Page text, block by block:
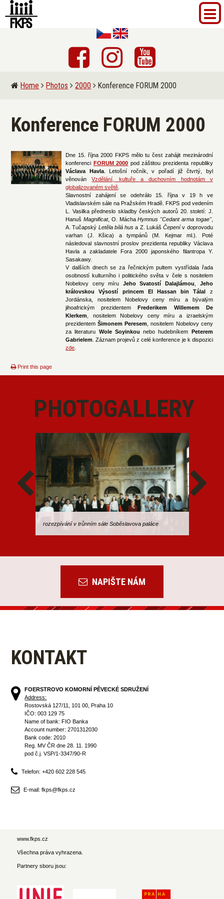
Home Photos 2000 Konference FORUM 2000
Konference FORUM 2000
Dne 15. října 2000 FKPS mělo tu čest zahájit mezinárodní
konferenci FORUM 2000 pod záštitou prezidenta republiky
Václava Havla. Letošní ročník, v pořadí již čtvrtý, byl
věnovánVzdělání, kultuře a duchovním hodnotám v
globalizovaném světě
Slavnostní zahájení se odehrálo 15. října v 19 h ve
Vladislavském sále na Pražském Hradě. FKPS pod vedením
L. Vasilka předneslo skladby českých autorů 20. století: J.
Hanuš Magnificat, O. MáchaHymnus "Cedant arma togae",
A. Tučapský Letěla bílá hus a Z. LukášČepenív doprovodu
varhan (J. Kšica) a tympánů (M. Kejmar ml.). Poté
následoval slavnostní proslov prezidenta republiky Václava
Havla a zakladatele Fora 2000 japonského filantropa Y.
Sasakawy.
V dalších dnech se za řečnickým pultem vystřídala řada
osobností kulturního i politického světa v čele s nositelem
Nobelovy ceny míru Jeho Svatostí Dalajlámou
Jeho
královskou Výsostí princem El Hassan bin Tálal z
Jordánska, nositelem Nobelovy ceny míru a bývalým
jihoafrickým prezidentemFrederikem Willemem De
Klerkem
, nositelem Nobelovy ceny míru a izraelským
prezidentemŠimonem Peresem
, nositelem Nobelovy ceny
za literaturu Wole Soyinkounebo hudebníkem Peterem
Gabrielem . Záznam projevů z celé konference je k dispozici
zde
Print this page
PHOTOGALLERY
rozezpívání v trůnním sále Soběslavova paláce
NAPIŠTE NÁM
KONTAKT
FOERSTROVO KOMORNÍ PĚVECKÉ SDRUŽENÍ
Address:
Rostovská 127/11, 101 00, Praha 10
IČO: 003 129 75
Name of bank: FIO Banka
Account number: 2701312030
Bank code: 2010
Reg. MV ČR dne 28. 11. 1990
pod č.j. VSP/1-3347/90-R
Telefon: +420 602 228 545
E-mail: fkps@fkps.cz
www.fkps.cz
Všechna práva vyhrazena.
Partnery sboru jsou: